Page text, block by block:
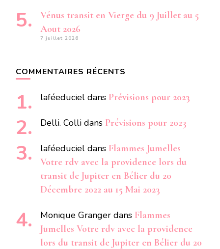
Vénus transit en Vierge du 9 Juillet au 5
Aout 2026
7 juillet 2026
COMMENTAIRES RÉCENTS
laféeduciel dans Prévisions pour 2023
Delli. Colli dans Prévisions pour 2023
laféeduciel dans Flammes Jumelles
Votre rdv avec la providence lors du
transit de Jupiter en Bélier du 20
Décembre 2022 au 15 Mai 2023
Monique Granger dans Flammes
Jumelles Votre rdv avec la providence
lors du transit de Jupiter en Bélier du 20